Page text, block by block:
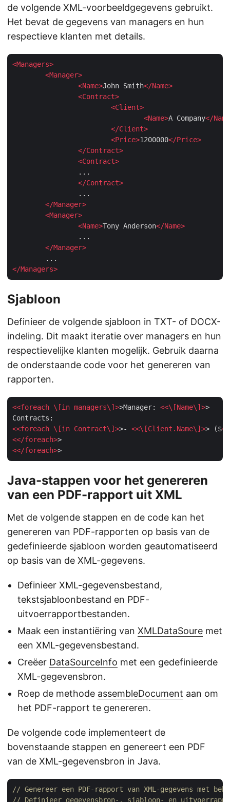
de volgende XML-voorbeeldgegevens gebruikt.
Het bevat de gegevens van managers en hun
respectieve klanten met details.
<Managers>
<Manager>
<Name>John Smith</Name>
<Contract>
<Client>
<Name>A Company</Name
</Client>
<Price>1200000</Price>
</Contract>
<Contract>
</Contract>
</Manager>
<Manager>
<Name>Tony Anderson</Name>
</Manager>
</Managers>
Sjabloon
Definieer de volgende sjabloon in TXT- of DOCX-
indeling. Dit maakt iteratie over managers en hun
respectievelijke klanten mogelijk. Gebruik daarna
de onderstaande code voor het genereren van
rapporten.
<<foreach \[in managers\]>>Manager: <<\[Name\]>>
<<foreach \[in Contract\]>>- <<\[Client.Name\]>> ($
<</foreach>
<</foreach>
Java-stappen voor het genereren
van een PDF-rapport uit XML
Met de volgende stappen en de code kan het
genereren van PDF-rapporten op basis van de
gedefinieerde sjabloon worden geautomatiseerd
op basis van de XML-gegevens.
Definieer XML-gegevensbestand,
tekstsjabloonbestand en PDF-
uitvoerrapportbestanden.
Maak een instantiëring van XMLDataSoure met
een XML-gegevensbestand.
Creëer DataSourceInfo met een gedefinieerde
XML-gegevensbron.
Roep de methode assembleDocument aan om
het PDF-rapport te genereren.
De volgende code implementeert de
bovenstaande stappen en genereert een PDF
van de XML-gegevensbron in Java.
// Genereer een PDF-rapport van XML-gegevens met
// Definieer gegevensbron-, sjabloon- en